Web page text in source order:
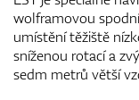
wolframovou
umístění těžiště
sníženou rotací a
sedm metrů větší